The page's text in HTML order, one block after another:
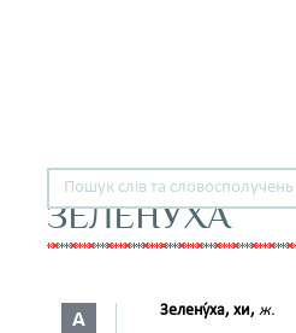
ЗЕЛЕНУХА
А Зелену́ха, хи, ж.